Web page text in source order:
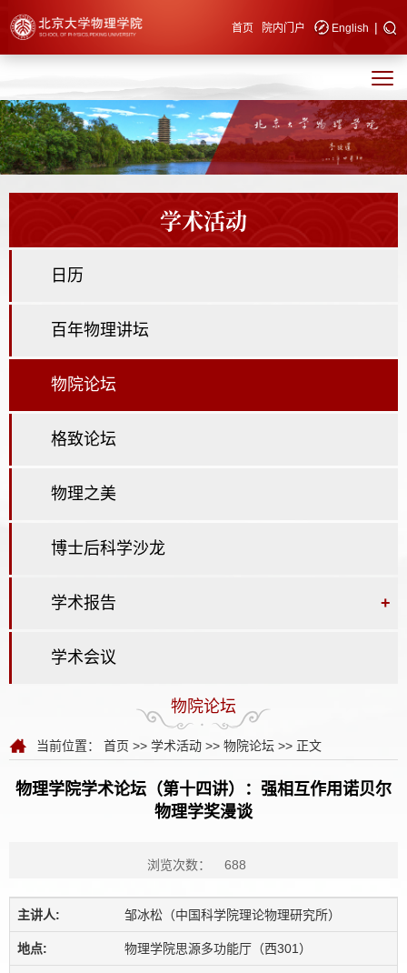
快速导航 首页 院内门户 English |
学术活动
日历
百年物理讲坛
物院论坛
格致论坛
物理之美
博士后科学沙龙
学术报告 +
学术会议
物院论坛
当前位置： 首页 >> 学术活动 >> 物院论坛 >> 正文
物理学院学术论坛（第十四讲）：强相互作用诺贝尔
物理学奖漫谈
浏览次数： 688
主讲人: 邹冰松（中国科学院理论物理研究所）
地点: 物理学院思源多功能厅（西301）